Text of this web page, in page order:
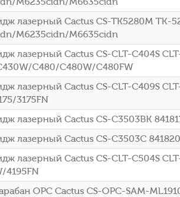
лазерный Cactus CS-TK5280M TK-
M6235cidn/M6635cidn
лазерный Cactus CS-CLT-C404S
C480/C480W/C480FW
лазерный Cactus CS-CLT-C409S
3175FN
лазерный Cactus CS-C3503BK
лазерный Cactus CS-C3503C
лазерный Cactus CS-CLT-C504S
4195FN
OPC Cactus CS-OPC-SAM-